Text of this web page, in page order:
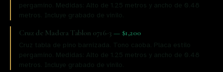
pergamino. Medidas: Alto de 1.25 metros y ancho de 0.48
metros. Incluye grabado de vinilo.
Cruz de Madera Tablon 0716-3 — $1,200
Cruz tabla de pino barnizada. Tono caoba. Placa estilo
pergamino. Medidas: Alto de 1.25 metros y ancho de 0.48
metros. Incluye grabado de vinilo.